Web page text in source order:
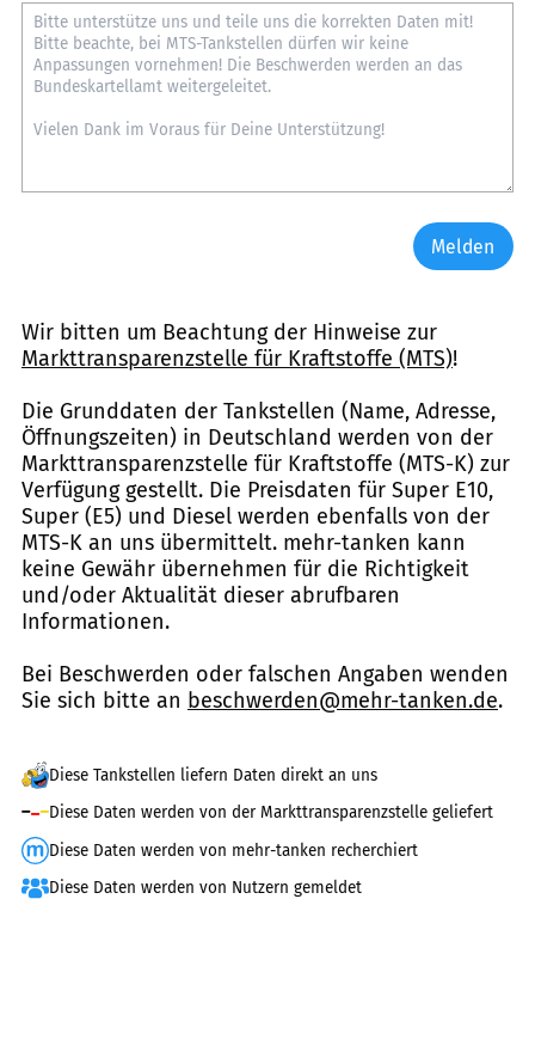
Melden
Wir bitten um Beachtung der Hinweise zur
Markttransparenzstelle für Kraftstoffe (MTS)!
Die Grunddaten der Tankstellen (Name, Adresse,
Öffnungszeiten) in Deutschland werden von der
Markttransparenzstelle für Kraftstoffe (MTS-K) zur
Verfügung gestellt. Die Preisdaten für Super E10,
Super (E5) und Diesel werden ebenfalls von der
MTS-K an uns übermittelt. mehr-tanken kann
keine Gewähr übernehmen für die Richtigkeit
und/oder Aktualität dieser abrufbaren
Informationen.
Bei Beschwerden oder falschen Angaben wenden
Sie sich bitte an beschwerden@mehr-tanken.de.
Diese Tankstellen liefern Daten direkt an uns
Diese Daten werden von der Markttransparenzstelle geliefert
Diese Daten werden von mehr-tanken recherchiert
Diese Daten werden von Nutzern gemeldet